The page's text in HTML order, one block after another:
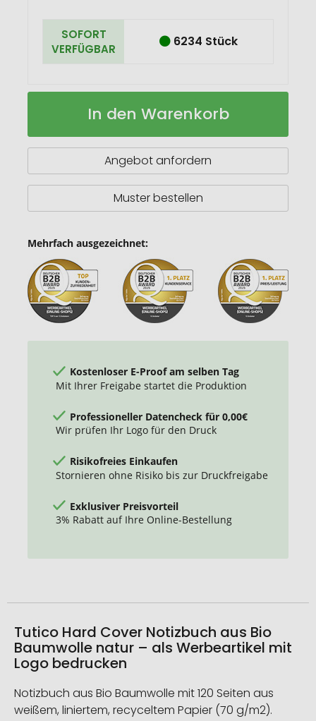
SOFORT
VERFÜGBAR
6234 Stück
Notizbuch
Baumwolle
In den Warenkorb
Angebot anfordern
Muster bestellen
Mehrfach ausgezeichnet:
Kostenloser E-Proof am selben Tag
Mit Ihrer Freigabe startet die Produktion
Professioneller Datencheck für 0,00€
Wir prüfen Ihr Logo für den Druck
Risikofreies Einkaufen
Stornieren ohne Risiko bis zur Druckfreigabe
Exklusiver Preisvorteil
3% Rabatt auf Ihre Online-Bestellung
Tutico Hard Cover Notizbuch aus Bio
Baumwolle natur – als Werbeartikel mit
Logo bedrucken
Notizbuch aus Bio Baumwolle mit 120 Seiten aus
weißem, liniertem, recyceltem Papier (70 g/m2).